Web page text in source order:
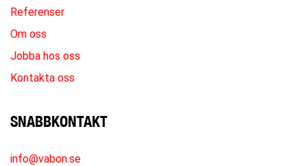
Referenser
Om oss
Jobba hos oss
Kontakta oss
SNABBKONTAKT
info@vabon.se